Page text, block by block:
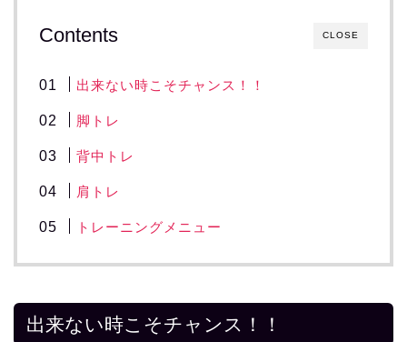
CLOSE
Contents
出来ない時こそチャンス！！
脚トレ
背中トレ
肩トレ
トレーニングメニュー
出来ない時こそチャンス！！